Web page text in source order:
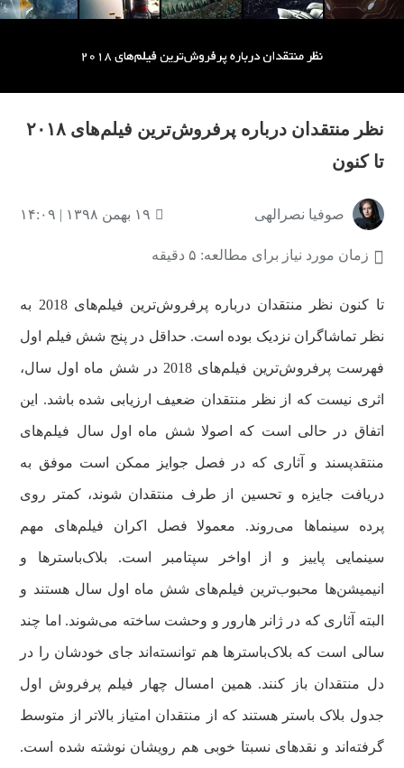
نظر منتقدان درباره پرفروش‌ترین فیلم‌های ۲۰۱۸
تا کنون
صوفیا نصرالهی ۱۹ بهمن ۱۳۹۸ | ۱۴:۰۹
زمان مورد نیاز برای مطالعه: ۵ دقیقه
تا کنون نظر منتقدان درباره پرفروش‌ترین فیلم‌های 2018 به
نظر تماشاگران نزدیک بوده است. حداقل در پنج شش فیلم اول
فهرست پرفروش‌ترین فیلم‌های 2018 در شش ماه اول سال،
اثری نیست که از نظر منتقدان ضعیف ارزیابی شده باشد. این
اتفاق در حالی است که اصولا شش ماه اول سال فیلم‌های
منتقدپسند و آثاری که در فصل جوایز ممکن است موفق به
دریافت جایزه و تحسین از طرف منتقدان شوند، کمتر روی
پرده سینماها می‌روند. معمولا فصل اکران فیلم‌های مهم
سینمایی پاییز و از اواخر سپتامبر است. بلاک‌باسترها و
انیمیشن‌ها محبوب‌ترین فیلم‌های شش ماه اول سال هستند و
البته آثاری که در ژانر هارور و وحشت ساخته می‌شوند. اما چند
سالی است که بلاک‌باسترها هم توانسته‌اند جای خودشان را در
دل منتقدان باز کنند. همین امسال چهار فیلم پرفروش اول
جدول بلاک باستر هستند که از منتقدان امتیاز بالاتر از متوسط
گرفته‌اند و نقدهای نسبتا خوبی هم رویشان نوشته شده است.